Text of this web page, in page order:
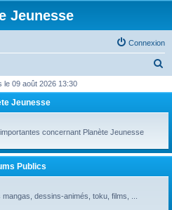
Jeunesse
Connexion
h
r
le 09 août 2026 13:30
Jeunesse
concernant Planète Jeunesse
Publics
dessins-animés, toku, films, ...